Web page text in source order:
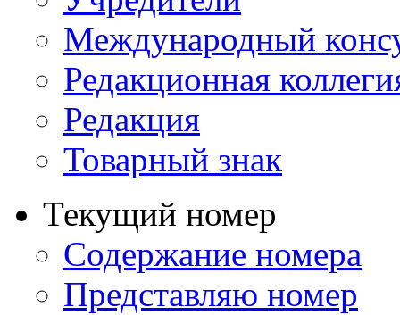
Международный
Редакционная
Редакция
Товарный знак
Текущий номер
Содержание номера
Представляю номер